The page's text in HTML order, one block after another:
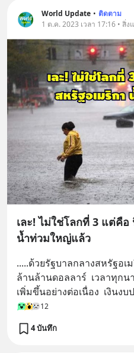
World Update • ติดตาม
1 ต.ค. 2023 เวลา 17:16 • สิ่ง
เละ! ไม่ใช่โลกที่ 3 แต่คื
น้ำท่วมใหญ่แล้ว
.....ด้วยรัฐบาลกลางสหรัฐอ
ล้านล้านดอลลาร์  เวลาทุก
เพิ่มขึ้นอย่างต่อเนื่อง  เงินง
12
4 บันทึก